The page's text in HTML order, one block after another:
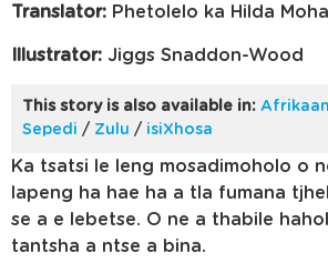
Translator: Phetolelo ka Hilda
Illustrator: Jiggs Snaddon-Wood
This story is also available in:
Sepedi / Zulu / isiXhosa
Ka tsatsi le leng mosadimoholo o
lapeng ha hae ha a tla fumana
se a e lebetse. O ne a thabile
tantsha a ntse a bina.